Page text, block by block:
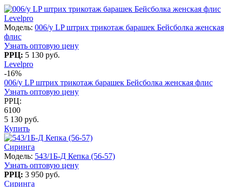
Levelpro
Модель: 006/у LP штрих трикотаж барашек Бейсболка женская
флис
Узнать оптовую цену
РРЦ: 5 130 руб.
Levelpro
-16%
006/у LP штрих трикотаж барашек Бейсболка женская флис
Узнать оптовую цену
РРЦ:
6100
5 130 руб.
Купить
Сиринга
Модель: 543/1Б-Д Кепка (56-57)
Узнать оптовую цену
РРЦ: 3 950 руб.
Сиринга